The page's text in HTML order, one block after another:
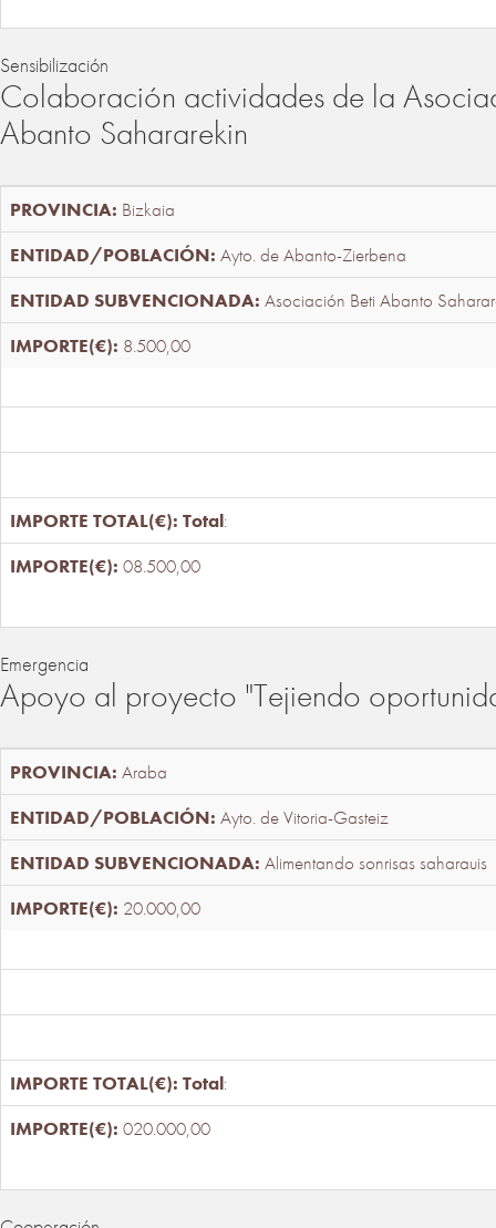
Sensibilización
Colaboración actividades de la
Abanto Sahararekin
Bizkaia
Ayto. de Abanto-Zierbena
Asociación Beti Abanto
8.500,00
Total:
08.500,00
Emergencia
Apoyo al proyecto "Tejiendo
Araba
Ayto. de Vitoria-Gasteiz
Alimentando sonrisas saharauis
20.000,00
Total:
020.000,00